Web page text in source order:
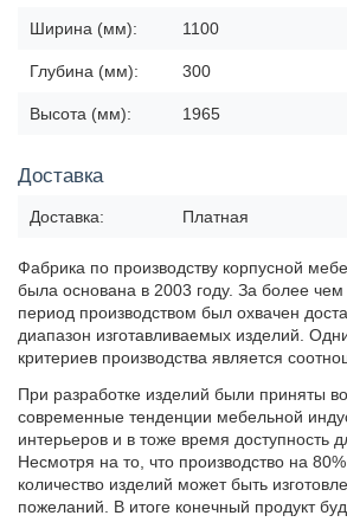
Ширина (мм): 1100
Глубина (мм): 300
Высота (мм): 1965
Доставка
Доставка: Платная
Фабрика по производству корпусной
была основана в 2003 году. За более чем
период производством был охвачен
диапазон изготавливаемых изделий.
критериев производства является
При разработке изделий были приняты
современные тенденции мебельной
интерьеров и в тоже время доступность
Несмотря на то, что производство на
количество изделий может быть
пожеланий. В итоге конечный продукт